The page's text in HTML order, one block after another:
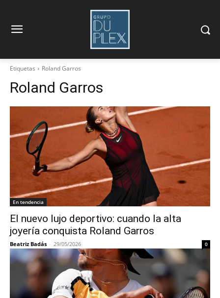
Etiquetas Roland Garros
Roland Garros
En tendencia
El nuevo lujo deportivo: cuando la alta
joyería conquista Roland Garros
Beatriz Badás - 29/05/2026 0